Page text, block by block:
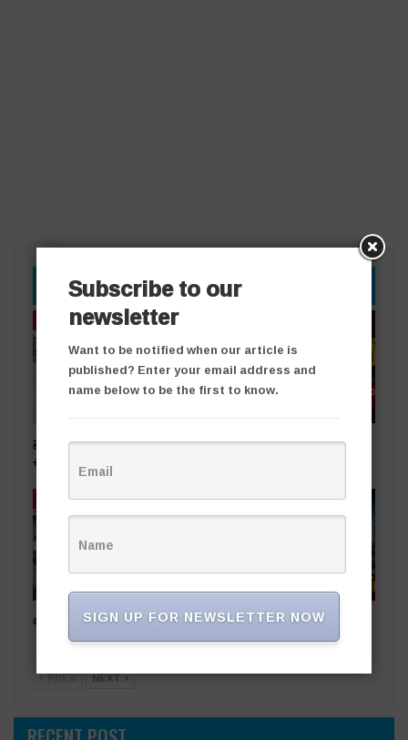
YOU MIGHT ALSO LIKE
తాజా వార్తలు
ప్రభుత్వ స్థలాలను ఆక్రమిస్తే కఠిన
చర్యలు
రాజకీయ దివాళాకోరుతనం
తాజా వార్తలు
ఒడిషా నుంచి తెలంగాణ‌కు..
తాజా వార్తలు
సింగరేణి చరిత్రలో కీలక ఘట్టం..
నైనీ బొగ్గు సరఫరా ప్రారంభం
PREV NEXT
Subscribe to our
newsletter
Want to be notified when our article is
published? Enter your email address and
name below to be the first to know.
SIGN UP FOR NEWSLETTER NOW